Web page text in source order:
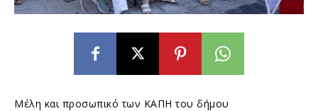
Μέλη και προσωπικό των ΚΑΠΗ του δήμου